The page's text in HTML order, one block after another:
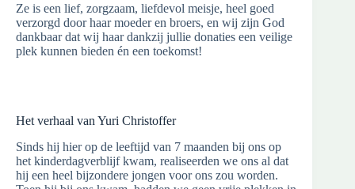
Ze is een lief, zorgzaam, liefdevol meisje, heel goed
verzorgd door haar moeder en broers, en wij zijn God
dankbaar dat wij haar dankzij jullie donaties een veilige
plek kunnen bieden én een toekomst!
Het verhaal van Yuri Christoffer
Sinds hij hier op de leeftijd van 7 maanden bij ons op
het kinderdagverblijf kwam, realiseerden we ons al dat
hij een heel bijzondere jongen voor ons zou worden.